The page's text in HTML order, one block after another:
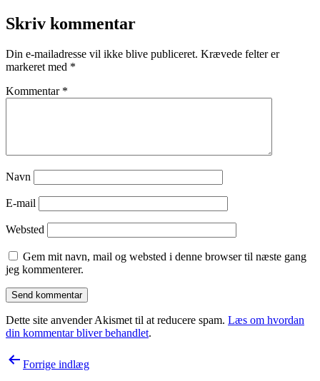
Skriv kommentar
Din e-mailadresse vil ikke blive publiceret. Krævede felter er
markeret med *
Kommentar *
Navn
E-mail
Websted
Gem mit navn, mail og websted i denne browser til næste gang
jeg kommenterer.
Dette site anvender Akismet til at reducere spam. Læs om hvordan
din kommentar bliver behandlet.
Indlægsnavigation
Forrige indlæg